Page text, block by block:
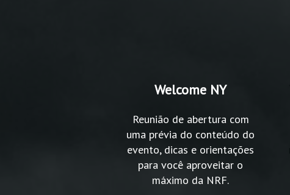
Welcome NY
Reunião de abertura com
uma prévia do conteúdo do
evento, dicas e orientações
para você aproveitar o
máximo da NRF.